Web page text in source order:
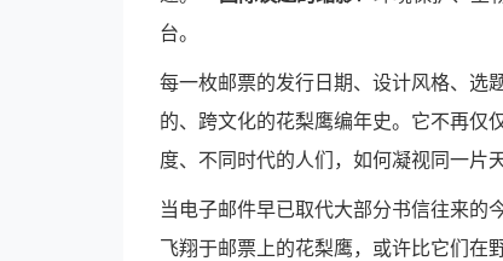
台。
每一枚邮票的发行日期、设计风格、选
的、跨文化的花梨鹰编年史。它不再仅
度、不同时代的人们，如何凝视同一片
当电子邮件早已取代大部分书信往来的
飞翔于邮票上的花梨鹰，或许比它们